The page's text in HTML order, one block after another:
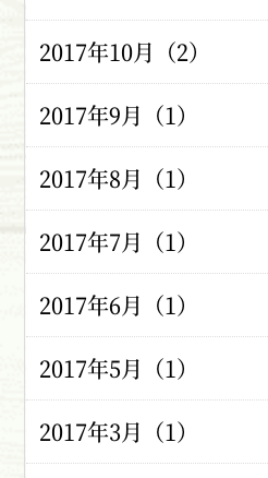
2017年10月（2）
2017年9月（1）
2017年8月（1）
2017年7月（1）
2017年6月（1）
2017年5月（1）
2017年3月（1）